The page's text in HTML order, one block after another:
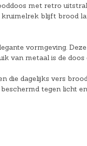
met retro
blijft brood
vormgeving.
van metaal is de
die dagelijks vers
tegen licht